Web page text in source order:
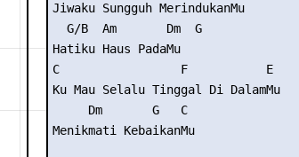
Jiwaku Sungguh MerindukanMu
  G/B  Am       Dm  G
Hatiku Haus PadaMu
C                 F           E
Ku Mau Selalu Tinggal Di DalamMu
     Dm       G   C
Menikmati KebaikanMu